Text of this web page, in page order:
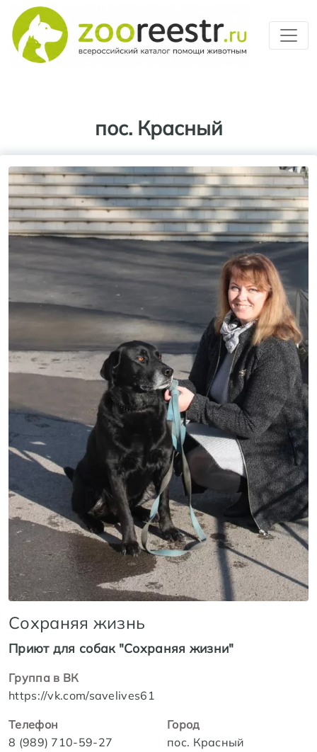
пос. Красный
Сохраняя жизнь
Приют для собак "Сохраняя жизни"
Группа в ВК
https://vk.com/savelives61
Телефон
8 (989) 710-59-27
Город
пос. Красный